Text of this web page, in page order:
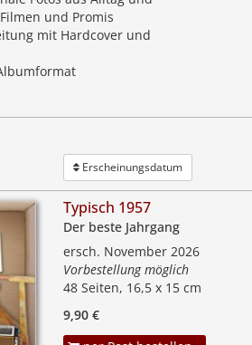
und Promis
mit Hardcover und
Erscheinungsdatum
Typisch 1957
Der beste Jahrgang
ersch. November 2026
Vorbestellung möglich
48 Seiten, 16,5 x 15 cm
9,90 €